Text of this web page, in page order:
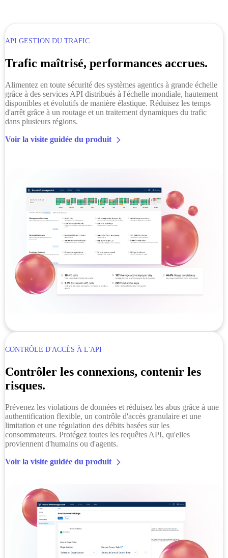
API GESTION DU TRAFIC
Trafic maîtrisé, performances accrues.
Alimentez en toute sécurité des systèmes agentics à grande échelle
grâce à des services API distribués à l'échelle mondiale, hautement
disponibles et évolutifs de manière élastique. Réduisez les temps
d'arrêt grâce à un routage et un traitement dynamiques du trafic
dans plusieurs régions.
Voir la visite guidée du produit
CONTRÔLE D'ACCÈS À L'API
Contrôler les connexions, contenir les
risques.
Prévenez les violations de données et réduisez les abus grâce à une
authentification flexible, un contrôle d'accès granulaire et une
limitation et une régulation des débits basées sur les
consommateurs. Protégez toutes les requêtes API, qu'elles
proviennent d'humains ou d'agents.
Voir la visite guidée du produit